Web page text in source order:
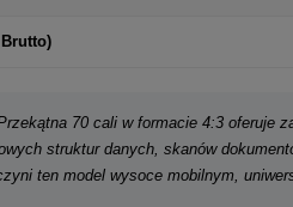
70 cali w formacie 4:3 oferuje
struktur danych, skanów
ten model wysoce mobilnym,